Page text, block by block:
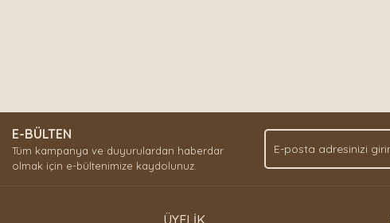
E-BÜLTEN
Tüm kampanya ve duyurulardan haberdar
olmak için e-bültenimize kaydolunuz.
ÜYELİK